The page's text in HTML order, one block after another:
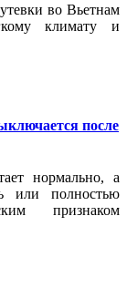
во Вьетнам
климату и
после
нормально, а
или полностью
признаком